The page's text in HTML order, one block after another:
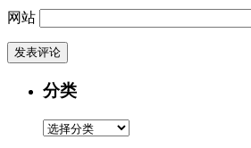
网站
分类
分